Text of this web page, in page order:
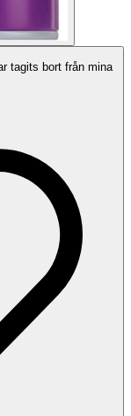
tagits bort från mina